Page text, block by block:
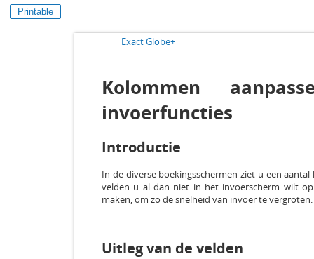
Printable
Exact Globe+
Kolommen
invoerfuncties
Introductie
In de diverse boekingsschermen ziet u een
velden u al dan niet in het invoerscherm wilt
maken, om zo de snelheid van invoer te vergroten.
Uitleg van de velden